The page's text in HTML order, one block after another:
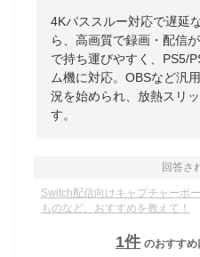
4Kパススルー対応で遅延
ら、高画質で録画・配信
で持ち運びやすく、PS5/
ム機に対応。OBSなど汎
況を始められ、放熱スリ
す。
回答さ
Switch配信向けキャプチャーボ
ものなど、おすすめを教えて！
1件 のおすす